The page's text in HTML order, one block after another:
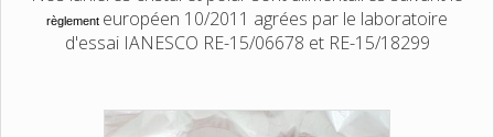
règlement européen 10/2011 agrées par le laboratoire
d'essai IANESCO RE-15/06678 et RE-15/18299